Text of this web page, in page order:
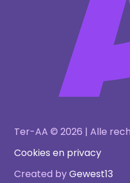
Ter-AA © 2026 | Alle
Cookies en privacy
Created byGewest13